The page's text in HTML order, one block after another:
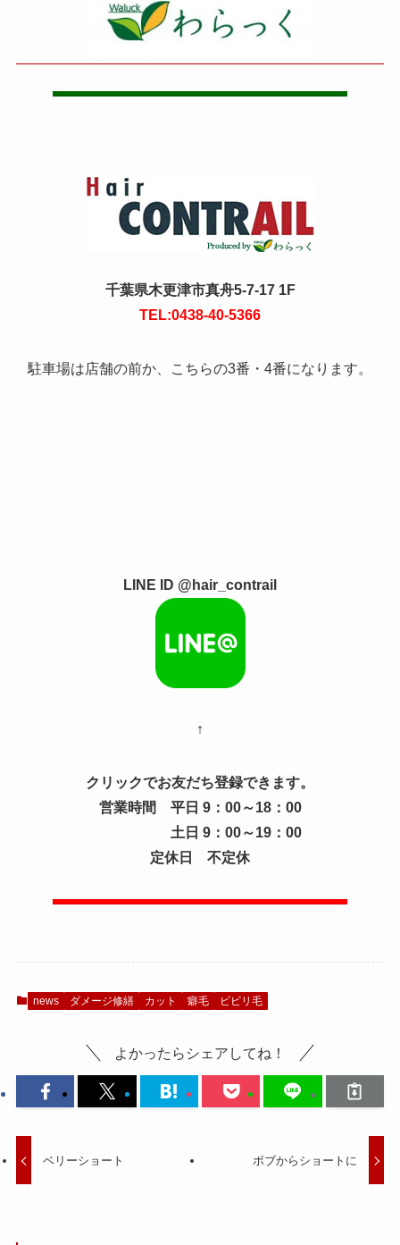
千葉県木更津市真舟5-7-17 1F
TEL:0438-40-5366
駐車場は店舗の前か、こちらの3番・4番になります。
LINE ID @hair_contrail
↑
クリックでお友だち登録できます。
営業時間 平日 9：00～18：00
土日 9：00～19：00
定休日 不定休
news ダメージ修繕 カット 癖毛 ビビリ毛
よかったらシェアしてね！
ベリーショート ボブからショートに